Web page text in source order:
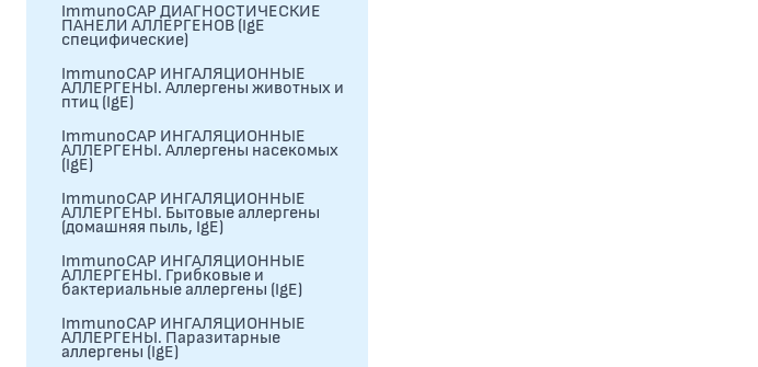
ImmunoCAP ДИАГНОСТИЧЕСКИЕ
ПАНЕЛИ АЛЛЕРГЕНОВ (IgE
специфические)
ImmunoCAP ИНГАЛЯЦИОННЫЕ
АЛЛЕРГЕНЫ. Аллергены животных и
птиц (IgE)
ImmunoCAP ИНГАЛЯЦИОННЫЕ
АЛЛЕРГЕНЫ. Аллергены насекомых
(IgE)
ImmunoCAP ИНГАЛЯЦИОННЫЕ
АЛЛЕРГЕНЫ. Бытовые аллергены
(домашняя пыль, IgЕ)
ImmunoCAP ИНГАЛЯЦИОННЫЕ
АЛЛЕРГЕНЫ. Грибковые и
бактериальные аллергены (IgE)
ImmunoCAP ИНГАЛЯЦИОННЫЕ
АЛЛЕРГЕНЫ. Паразитарные
аллергены (IgE)